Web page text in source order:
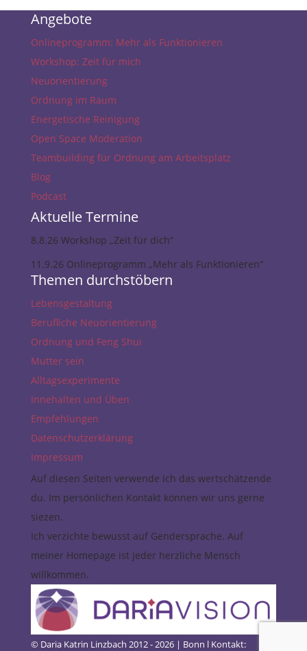
Angebote
Onlineprogramm: Mehr als Funktionieren
Workshop: Zeit für mich
Neuorientierung
Ordnung im Raum
Energetische Reinigung
Open Space Moderation
Teambuilding für Ordnung am Arbeitsplatz
Blog
Podcast
Aktuelle Termine
8.8.26 Workshop „Zeit für dich“
11.9.26 Onlineprogramm „Mehr als Funktionieren“
Themen durchstöbern
Lebensgestaltung
Berufliche Neuorientierung
Ordnung und Feng Shui
Mutter sein
Alltagsexperimente
Innehalten und Üben
Empfehlungen
Datenschutzerklärung
Impressum
Auf diesen Seiten verwende ich das wertschätzende
du. Im persönlichen Kontakt können wir uns gerne
siezen.
Ich verzichte bewusst auf Gendersprache. Auf
meiner Homepage ist jeder herzliche Mensch
willkommen.
© Daria Katrin Linzbach 2012 - 2026 | Bonn l Kontakt: